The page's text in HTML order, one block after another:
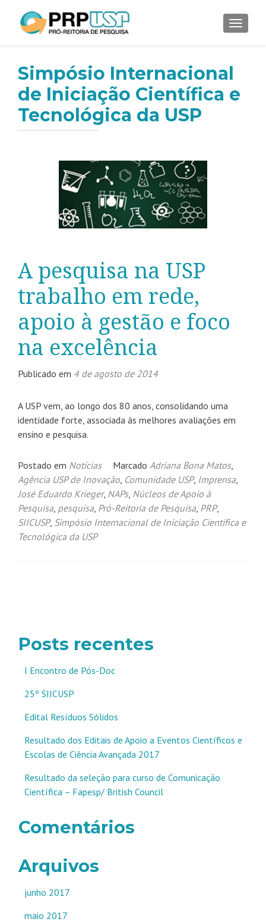
Simpósio Internacional
de Iniciação Científica e
Tecnológica da USP
A pesquisa na USP
trabalho em rede,
apoio à gestão e foco
na excelência
Publicado em 4 de agosto de 2014
A USP vem, ao longo dos 80 anos, consolidando uma
identidade forte, associada às melhores avaliações em
ensino e pesquisa.
Postado em Notícias Marcado Adriana Bona Matos,
Agência USP de Inovação Comunidade USP, Imprensa,
José Eduardo Krieger, NAPs, Núcleos de Apoio à
Pesquisa, pesquisa, Pró-Reitoria de Pesquisa, PRP,
SIICUSP, Simpósio Internacional de Iniciação Científica e
Tecnológica da USP
Posts recentes
I Encontro de Pós-Doc
25º SIICUSP
Edital Resíduos Sólidos
Resultado dos Editais de Apoio a Eventos Científicos e
Escolas de Ciência Avançada 2017
Resultado da seleção para curso de Comunicação
Científica – Fapesp/ British Council
Comentários
Arquivos
junho 2017
maio 2017